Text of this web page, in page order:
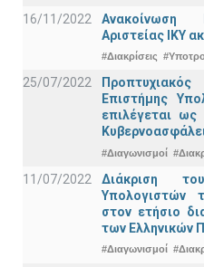
16/11/2022
Ανακοίνωση
Αριστείας ΙΚΥ
#Διακρίσεις
25/07/2022
Επιστήμης
επιλέγεται
#Διαγωνισμοί
11/07/2022
Διάκριση
Υπολογιστών
στον ετήσιο
των Ελληνικών
#Διαγωνισμοί